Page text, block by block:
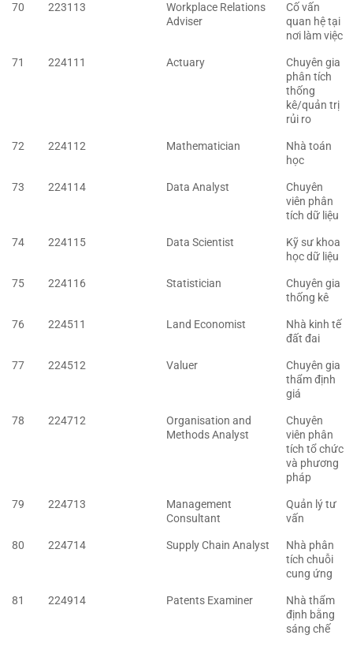
70
223113
Workplace Relations
Adviser
Cố vấn
quan hệ tại
nơi làm việc
71
224111 Actuary
Chuyên gia
phân tích
thống
kê/quản trị
rủi ro
72
224112 Mathematician
Nhà toán
học
73
224114 Data Analyst
Chuyên
viên phân
tích dữ liệu
74
224115 Data Scientist
Kỹ sư khoa
học dữ liệu
75
224116 Statistician
Chuyên gia
thống kê
76
224511 Land Economist
Nhà kinh tế
đất đai
77
224512 Valuer
Chuyên gia
thẩm định
giá
78
224712
Organisation and
Methods Analyst
Chuyên
viên phân
tích tổ chức
và phương
pháp
79
224713
Management
Consultant
Quản lý tư
vấn
80
224714 Supply Chain Analyst
Nhà phân
tích chuỗi
cung ứng
81
224914 Patents Examiner
Nhà thẩm
định bằng
sáng chế